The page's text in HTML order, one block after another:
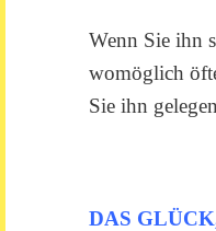
Wenn Sie ihn
womöglich
Sie ihn
DAS